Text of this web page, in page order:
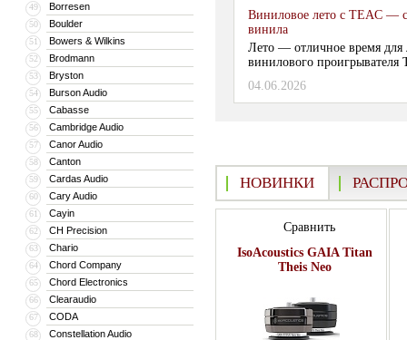
49 Borresen
50 Boulder
51 Bowers & Wilkins
52 Brodmann
53 Bryston
54 Burson Audio
55 Cabasse
56 Cambridge Audio
57 Canor Audio
58 Canton
59 Cardas Audio
60 Cary Audio
61 Cayin
62 CH Precision
63 Chario
64 Chord Company
65 Chord Electronics
66 Clearaudio
67 CODA
68 Constellation Audio
Виниловое лето с TEAC —
винила
Лето — отличное время
винилового
...
04.06.2026
НОВИНКИ
Сравнить
IsoAcoustics GAIA Titan
Theis Neo